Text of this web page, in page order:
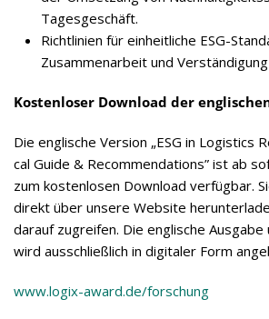
Tagesgeschäft.
Richt­li­nien für ein­heit­li­che ESG-
Zusam­men­ar­beit und
Kos­ten­lo­ser Down­load der
Die eng­li­sche Ver­sion „ESG in Logi­stics
cal Guide & Recom­men­da­ti­ons” ist ab
zum kos­ten­lo­sen Down­load ver­füg­bar.
direkt über unsere Web­site
dar­auf zugrei­fen. Die eng­li­sche
wird aus­schließ­lich in digi­ta­ler Form
www.logix-award.de/forschung